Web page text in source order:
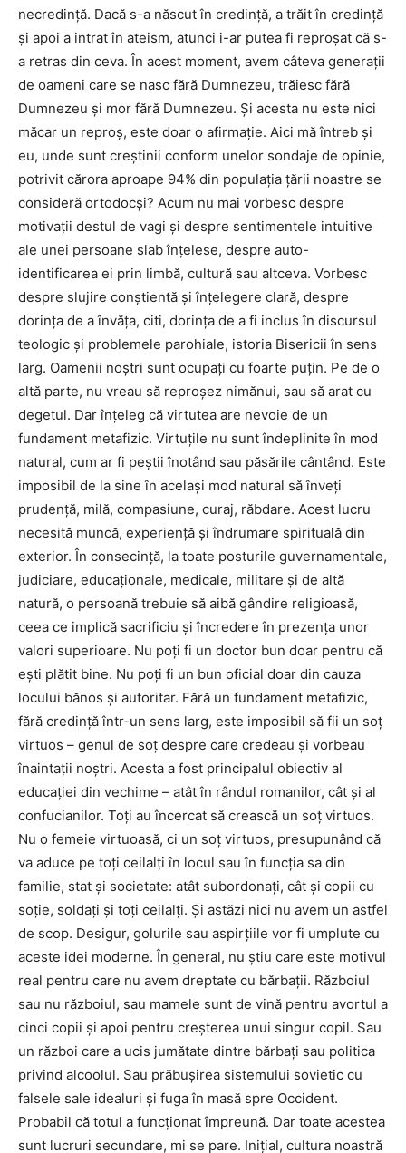
necredință. Dacă s-a născut în credință, a trăit în credință
și apoi a intrat în ateism, atunci i-ar putea fi reproșat că s-
a retras din ceva. În acest moment, avem câteva generații
de oameni care se nasc fără Dumnezeu, trăiesc fără
Dumnezeu și mor fără Dumnezeu. Și acesta nu este nici
măcar un reproș, este doar o afirmație. Aici mă întreb și
eu, unde sunt creștinii conform unelor sondaje de opinie,
potrivit cărora aproape 94% din populația țării noastre se
consideră ortodocși? Acum nu mai vorbesc despre
motivații destul de vagi și despre sentimentele intuitive
ale unei persoane slab înțelese, despre auto-
identificarea ei prin limbă, cultură sau altceva. Vorbesc
despre slujire conștientă și înțelegere clară, despre
dorința de a învăța, citi, dorința de a fi inclus în discursul
teologic și problemele parohiale, istoria Bisericii în sens
larg. Oamenii noștri sunt ocupați cu foarte puțin. Pe de o
altă parte, nu vreau să reproșez nimănui, sau să arat cu
degetul. Dar înțeleg că virtutea are nevoie de un
fundament metafizic. Virtuțile nu sunt îndeplinite în mod
natural, cum ar fi peștii înotând sau păsările cântând. Este
imposibil de la sine în același mod natural să înveți
prudență, milă, compasiune, curaj, răbdare. Acest lucru
necesită muncă, experiență și îndrumare spirituală din
exterior. În consecință, la toate posturile guvernamentale,
judiciare, educaționale, medicale, militare și de altă
natură, o persoană trebuie să aibă gândire religioasă,
ceea ce implică sacrificiu și încredere în prezența unor
valori superioare. Nu poți fi un doctor bun doar pentru că
ești plătit bine. Nu poți fi un bun oficial doar din cauza
locului bănos și autoritar. Fără un fundament metafizic,
fără credință într-un sens larg, este imposibil să fii un soț
virtuos – genul de soț despre care credeau și vorbeau
înaintații noștri. Acesta a fost principalul obiectiv al
educației din vechime – atât în ​​rândul romanilor, cât și al
confucianilor. Toți au încercat să crească un soț virtuos.
Nu o femeie virtuoasă, ci un soț virtuos, presupunând că
va aduce pe toți ceilalți în locul sau în funcția sa din
familie, stat și societate: atât subordonați, cât și copii cu
soție, soldați și toți ceilalți. Și astăzi nici nu avem un astfel
de scop. Desigur, golurile sau aspirțiile vor fi umplute cu
aceste idei moderne. În general, nu știu care este motivul
real pentru care nu avem dreptate cu bărbații. Războiul
sau nu războiul, sau mamele sunt de vină pentru avortul a
cinci copii și apoi pentru creșterea unui singur copil. Sau
un război care a ucis jumătate dintre bărbați sau politica
privind alcoolul. Sau prăbușirea sistemului sovietic cu
falsele sale idealuri și fuga în masă spre Occident.
Probabil că totul a funcționat împreună. Dar toate acestea
sunt lucruri secundare, mi se pare. Inițial, cultura noastră